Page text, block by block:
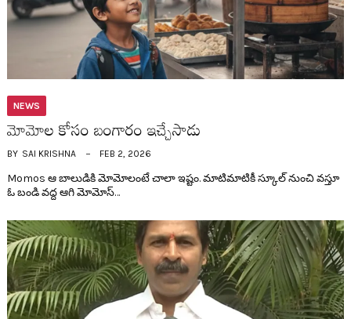
NEWS
మోమోల కోసం బంగారం ఇచ్చేసాడు
BY SAI KRISHNA FEB 2, 2026
Momos ఆ బాలుడికి మోమోలంటే చాలా ఇష్టం. మాటిమాటికీ స్కూల్ నుంచి వ‌స్తూ
ఓ బండి వ‌ద్ద ఆగి మోమోస్…